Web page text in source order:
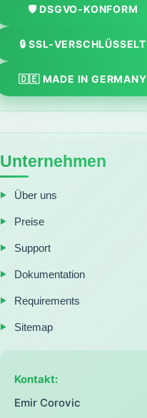
🛡️ DSGVO-KONFORM
🔒 SSL-VERSCHLÜSSELT
🇩🇪 MADE IN GERMANY
Unternehmen
Über uns
Preise
Support
Dokumentation
Requirements
Sitemap
Kontakt:
Emir Corovic